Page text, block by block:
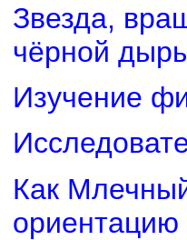
Звезда,
чёрной
Изучение
Как
ориентацию